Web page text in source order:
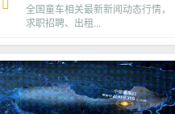
全国童车相关最新新闻动态行情，
求职招聘、出租...